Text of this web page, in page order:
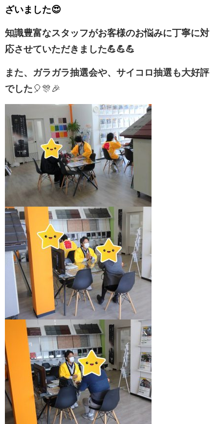
ざいました😍
知識豊富なスタッフがお客様のお悩みに丁寧に対
応させていただきました💪💪💪
また、ガラガラ抽選会や、サイコロ抽選も大好評
でした🎈🎊🎉